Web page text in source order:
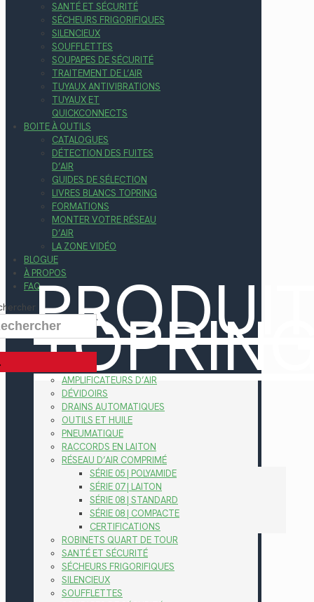
SANTÉ ET SÉCURITÉ
SÉCHEURS FRIGORIFIQUES
SILENCIEUX
SOUFFLETTES
SOUPAPES DE SÉCURITÉ
TRAITEMENT DE L’AIR
TUYAUX ANTIVIBRATIONS
TUYAUX ET
QUICKCONNECTS
BOITE À OUTILS
CATALOGUES
DÉTECTION DES FUITES
D’AIR
GUIDES DE SÉLECTION
LIVRES BLANCS TOPRING
FORMATIONS
MONTER VOTRE RÉSEAU
D’AIR
LA ZONE VIDÉO
BLOGUE
À PROPOS
FAQ
AMPLIFICATEURS D’AIR
DÉVIDOIRS
DRAINS AUTOMATIQUES
OUTILS ET HUILE
PNEUMATIQUE
RACCORDS EN LAITON
RÉSEAU D’AIR COMPRIMÉ
SÉRIE 05 | POLYAMIDE
SÉRIE 07 | LAITON
SÉRIE 08 | STANDARD
SÉRIE 08 | COMPACTE
CERTIFICATIONS
ROBINETS QUART DE TOUR
SANTÉ ET SÉCURITÉ
SÉCHEURS FRIGORIFIQUES
SILENCIEUX
SOUFFLETTES